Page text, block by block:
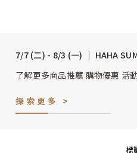
7/7 (二) - 8/3 (一) │ HAHA
了解更多商品推薦 購物優惠 活
探索更多 >
標